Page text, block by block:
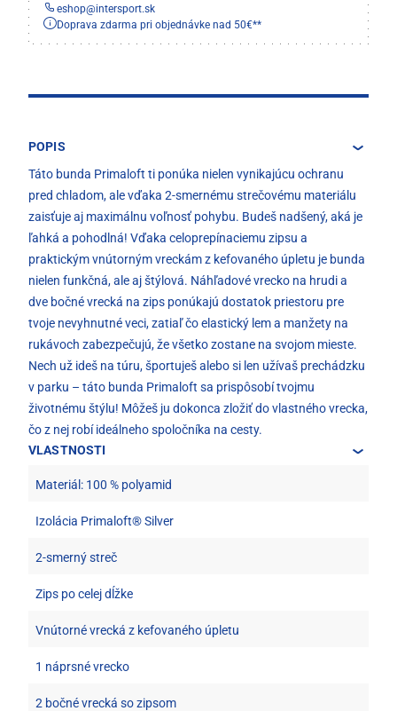
eshop@intersport.sk
Doprava zdarma pri objednávke nad 50€**
POPIS
Táto bunda Primaloft ti ponúka nielen vynikajúcu ochranu
pred chladom, ale vďaka 2-smernému strečovému materiálu
zaisťuje aj maximálnu voľnosť pohybu. Budeš nadšený, aká je
ľahká a pohodlná! Vďaka celoprepínaciemu zipsu a
praktickým vnútorným vreckám z kefovaného úpletu je bunda
nielen funkčná, ale aj štýlová. Náhľadové vrecko na hrudi a
dve bočné vrecká na zips ponúkajú dostatok priestoru pre
tvoje nevyhnutné veci, zatiaľ čo elastický lem a manžety na
rukávoch zabezpečujú, že všetko zostane na svojom mieste.
Nech už ideš na túru, športuješ alebo si len užívaš prechádzku
v parku – táto bunda Primaloft sa prispôsobí tvojmu
životnému štýlu! Môžeš ju dokonca zložiť do vlastného vrecka,
čo z nej robí ideálneho spoločníka na cesty.
VLASTNOSTI
Materiál: 100 % polyamid
Izolácia Primaloft® Silver
2-smerný streč
Zips po celej dĺžke
Vnútorné vrecká z kefovaného úpletu
1 náprsné vrecko
2 bočné vrecká so zipsom